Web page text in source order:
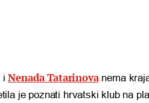
iNenada Tatarinovanema
je poznati hrvatski klub na